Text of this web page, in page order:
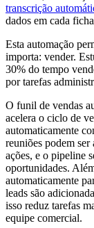
transcrição
dados em cada
Esta automação
importa: vender.
30% do tempo
por tarefas
O funil de vendas
acelera o ciclo de
automaticamente
reuniões podem ser
ações, e o pipeline
oportunidades.
automaticamente
leads são
isso reduz tarefas
equipe comercial.